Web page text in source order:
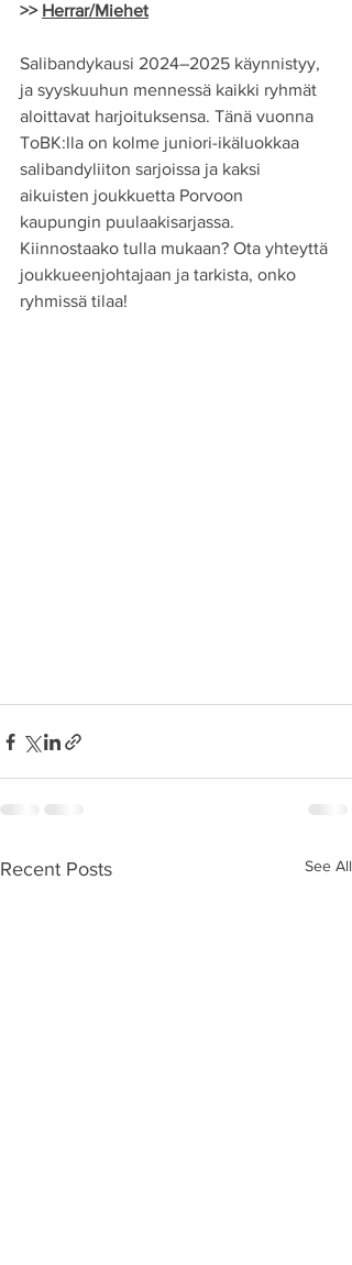
>> Herrar/Miehet
Salibandykausi 2024–2025 käynnistyy,
ja syyskuuhun mennessä kaikki ryhmät
aloittavat harjoituksensa. Tänä vuonna
ToBK:lla on kolme juniori-ikäluokkaa
salibandyliiton sarjoissa ja kaksi
aikuisten joukkuetta Porvoon
kaupungin puulaakisarjassa.
Kiinnostaako tulla mukaan? Ota yhteyttä
joukkueenjohtajaan ja tarkista, onko
ryhmissä tilaa!
Recent Posts See All